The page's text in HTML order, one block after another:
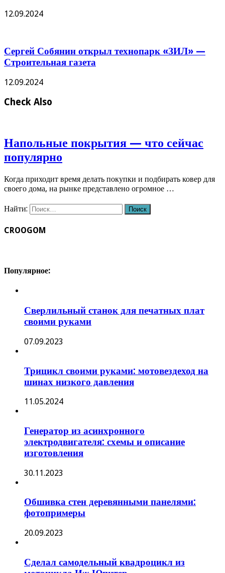
12.09.2024
Сергей Собянин открыл технопарк «ЗИЛ» —
Строительная газета
12.09.2024
Check Also
Напольные покрытия — что сейчас
популярно
Когда приходит время делать покупки и подбирать ковер для
своего дома, на рынке представлено огромное …
Найти:
CROOGOM
Популярное:
Сверлильный станок для печатных плат
своими руками
07.09.2023
Трицикл своими руками: мотовездеход на
шинах низкого давления
11.05.2024
Генератор из асинхронного
электродвигателя: схемы и описание
изготовления
30.11.2023
Обшивка стен деревянными панелями:
фотопримеры
20.09.2023
Сделал самодельный квадроцикл из